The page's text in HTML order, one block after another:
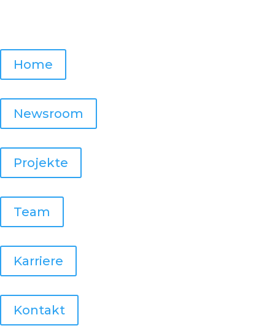
Home
Newsroom
Projekte
Team
Karriere
Kontakt